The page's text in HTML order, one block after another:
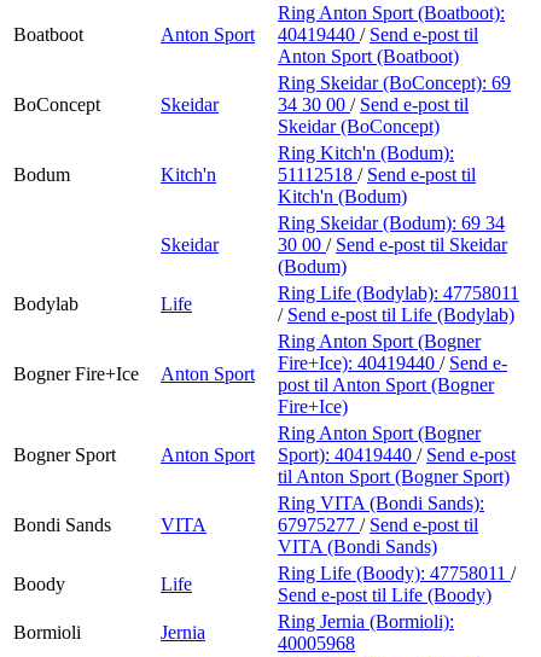
Boatboot Anton Sport
Ring Anton Sport (Boatboot):
40419440 / Send e-post til
Anton Sport (Boatboot)
BoConcept Skeidar
Ring Skeidar (BoConcept): 69
34 30 00 / Send e-post til
Skeidar (BoConcept)
Bodum Kitch'n
Ring Kitch'n (Bodum):
51112518 / Send e-post til
Kitch'n (Bodum)
Skeidar
Ring Skeidar (Bodum): 69 34
30 00 / Send e-post til Skeidar
(Bodum)
Bodylab
Life
Ring Life (Bodylab): 47758011
/ Send e-post til Life (Bodylab)
Bogner Fire+Ice Anton Sport
Ring Anton Sport (Bogner
Fire+Ice): 40419440 / Send e-
post til Anton Sport (Bogner
Fire+Ice)
Bogner Sport Anton Sport
Ring Anton Sport (Bogner
Sport): 40419440 / Send e-post
til Anton Sport (Bogner Sport)
Bondi Sands VITA
Ring VITA (Bondi Sands):
67975277 / Send e-post til
VITA (Bondi Sands)
Boody
Life
Ring Life (Boody): 47758011 /
Send e-post til Life (Boody)
Bormioli
Jernia
Ring Jernia (Bormioli):
40005968